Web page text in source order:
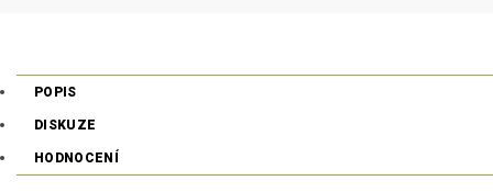
POPIS
DISKUZE
HODNOCENÍ